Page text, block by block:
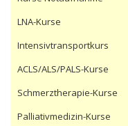
LNA-Kurse
Intensivtransportkurs
ACLS/ALS/PALS-Kurse
Schmerztherapie-Kurse
Palliativmedizin-Kurse